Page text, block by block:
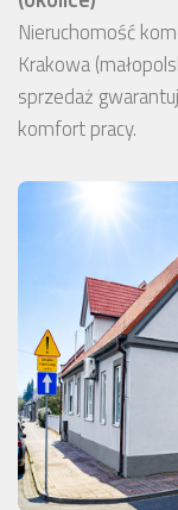
Nieruchomość
Krakowa
sprzedaż
komfort pracy.